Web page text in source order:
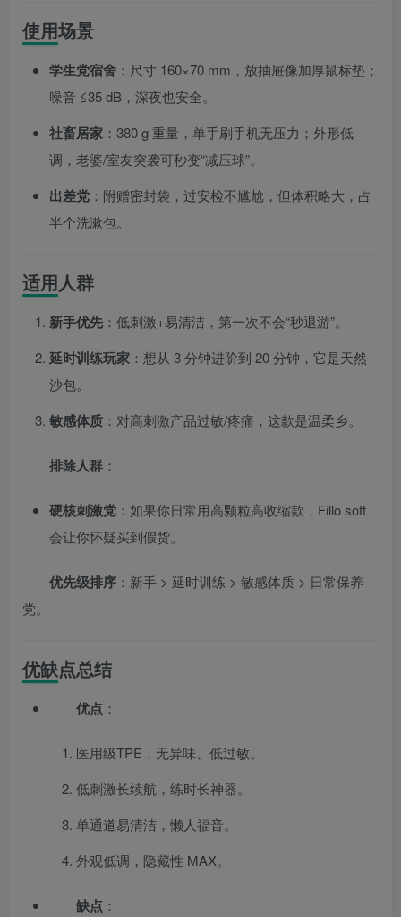
使用场景
学生党宿舍 ：尺寸 160×70 mm，放抽屉像加厚鼠标垫；
噪音 ≤35 dB，深夜也安全。
社畜居家 ：380 g 重量，单手刷手机无压力；外形低
调，老婆/室友突袭可秒变“减压球”。
出差党 ：附赠密封袋，过安检不尴尬，但体积略大，占
半个洗漱包。
适用人群
新手优先 ：低刺激+易清洁，第一次不会“秒退游”。
延时训练玩家 ：想从 3 分钟进阶到 20 分钟，它是天然
沙包。
敏感体质 ：对高刺激产品过敏/疼痛，这款是温柔乡。
排除人群 ：
硬核刺激党 ：如果你日常用高颗粒高收缩款，Fillo soft
会让你怀疑买到假货。
优先级排序 ：新手 > 延时训练 > 敏感体质 > 日常保养
党。
优缺点总结
优点 ：
医用级TPE，无异味、低过敏。
低刺激长续航，练时长神器。
单通道易清洁，懒人福音。
外观低调，隐藏性 MAX。
缺点 ：